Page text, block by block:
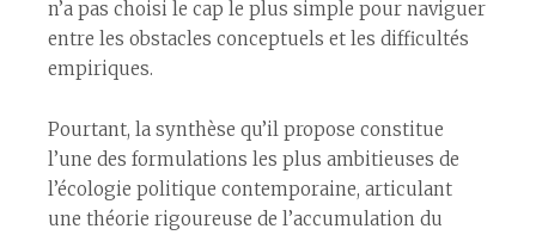
n’a pas choisi le cap le plus simple pour naviguer
entre les obstacles conceptuels et les difficultés
empiriques.
Pourtant, la synthèse qu’il propose constitue
l’une des formulations les plus ambitieuses de
l’écologie politique contemporaine, articulant
une théorie rigoureuse de l’accumulation du